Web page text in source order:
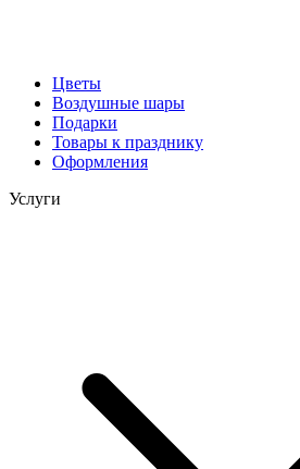
Цветы
Воздушные шары
Подарки
Товары к празднику
Оформления
Услуги